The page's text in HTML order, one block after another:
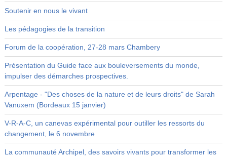
Soutenir en nous le vivant
Les pédagogies de la transition
Forum de la coopération, 27-28 mars Chambery
Présentation du Guide face aux bouleversements du monde,
impulser des démarches prospectives.
Arpentage - "Des choses de la nature et de leurs droits" de Sarah
Vanuxem (Bordeaux 15 janvier)
V-R-A-C, un canevas expérimental pour outiller les ressorts du
changement, le 6 novembre
La communauté Archipel, des savoirs vivants pour transformer les